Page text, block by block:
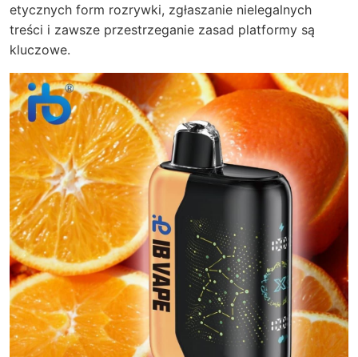
etycznych form rozrywki, zgłaszanie nielegalnych
treści i zawsze przestrzeganie zasad platformy są
kluczowe.